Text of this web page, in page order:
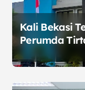
Kali Bekasi
Perumda
Maaf atas
Air